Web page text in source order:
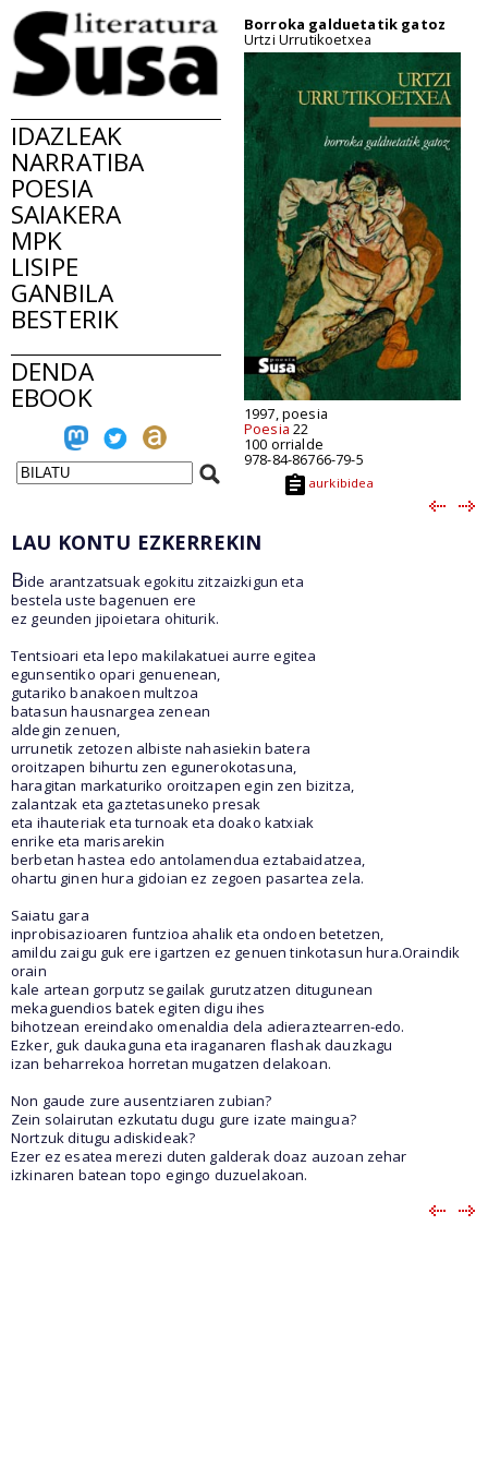
IDAZLEAK
NARRATIBA
POESIA
SAIAKERA
MPK
LISIPE
GANBILA
BESTERIK
DENDA
EBOOK
Borroka galduetatik gatoz
Urtzi Urrutikoetxea
1997, poesia
Poesia 22
100 orrialde
978-84-86766-79-5
aurkibidea
LAU KONTU EZKERREKIN
Bide arantzatsuak egokitu zitzaizkigun eta
bestela uste bagenuen ere
ez geunden jipoietara ohiturik.
Tentsioari eta lepo makilakatuei aurre egitea
egunsentiko opari genuenean,
gutariko banakoen multzoa
batasun hausnargea zenean
aldegin zenuen,
urrunetik zetozen albiste nahasiekin batera
oroitzapen bihurtu zen egunerokotasuna,
haragitan markaturiko oroitzapen egin zen bizitza,
zalantzak eta gaztetasuneko presak
eta ihauteriak eta turnoak eta doako katxiak
enrike eta marisarekin
berbetan hastea edo antolamendua eztabaidatzea,
ohartu ginen hura gidoian ez zegoen pasartea zela.
Saiatu gara
inprobisazioaren funtzioa ahalik eta ondoen betetzen,
amildu zaigu guk ere igartzen ez genuen tinkotasun hura.Oraindik
orain
kale artean gorputz segailak gurutzatzen ditugunean
mekaguendios batek egiten digu ihes
bihotzean ereindako omenaldia dela adieraztearren-edo.
Ezker, guk daukaguna eta iraganaren flashak dauzkagu
izan beharrekoa horretan mugatzen delakoan.
Non gaude zure ausentziaren zubian?
Zein solairutan ezkutatu dugu gure izate maingua?
Nortzuk ditugu adiskideak?
Ezer ez esatea merezi duten galderak doaz auzoan zehar
izkinaren batean topo egingo duzuelakoan.